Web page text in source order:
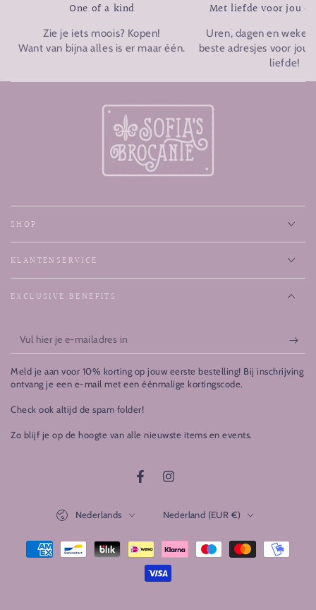
One of a kind
Zie je iets moois? Kopen!
Want van bijna alles is er maar één.
Met liefde voor jou
Uren, dagen en
beste adresjes voor jou
liefde!
SHOP
KLANTENSERVICE
EXCLUSIVE BENEFITS
Vul
hier
je
e-
Meld je aan voor 10% korting op jouw eerste bestelling! Bij inschrijving
ontvang je een e-mail met een éénmalige kortingscode.
Check ook altijd de spam folder!
Zo blijf je op de hoogte van alle nieuwste items en events.
FacebookInstagram
Nederlands Nederland (EUR €)
Betaalmethoden